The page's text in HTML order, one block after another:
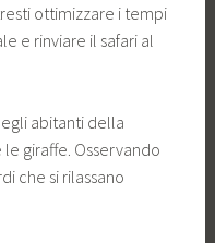
ottimizzare i tempi
e rinviare il safari al
abitanti della
giraffe. Osservando
che si rilassano